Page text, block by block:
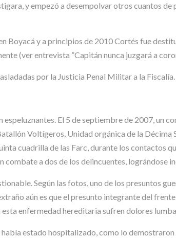
y empezó a desempolvar otros cuantos
Boyacá y a principios de 2010 Cortés fue
(ver entrevista ”Capitán nunca juzgará a
por la Justicia Penal Militar a la Fiscalía.
El 5 de septiembre de 2007, un
Voltígeros, Unidad orgánica de la
cuadrilla de las Farc, durante los contactos
a dos de los delincuentes, lográndose
Según las fotos, uno de los presuntos
aún es que el presunto integrante del
enfermedad hereditaria sufren dolores
estado hospitalizado, como lo